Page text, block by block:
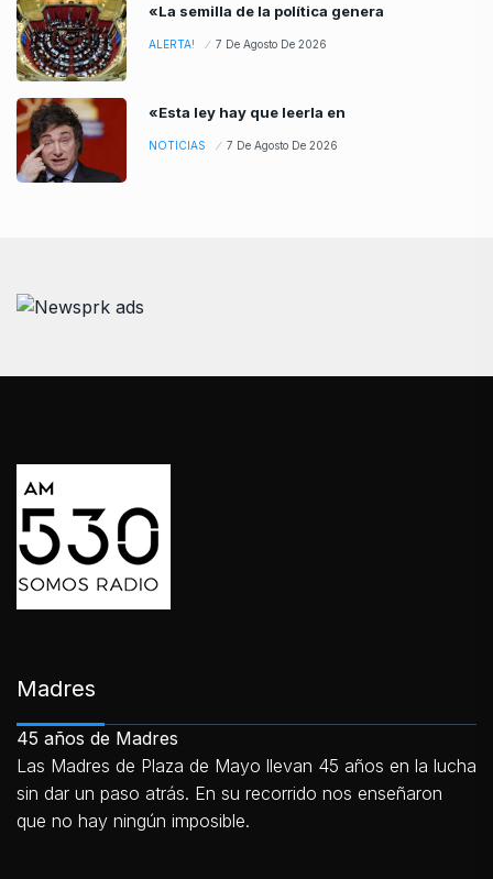
«La semilla de la política genera
ALERTA! 7 De Agosto De 2026
«Esta ley hay que leerla en
NOTICIAS 7 De Agosto De 2026
Madres
45 años de Madres
Las Madres de Plaza de Mayo llevan 45 años en la lucha
sin dar un paso atrás. En su recorrido nos enseñaron
que no hay ningún imposible.